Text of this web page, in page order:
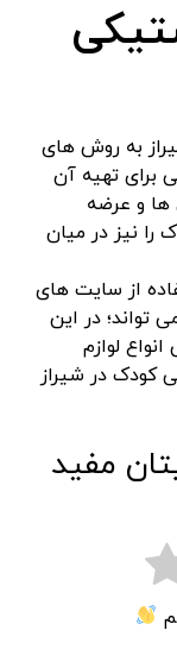
به روش های
برای تهیه آن
ها و عرضه
را نیز در میان
از سایت های
تواند؛ در این
لوازم
کودک در شیراز
مفید